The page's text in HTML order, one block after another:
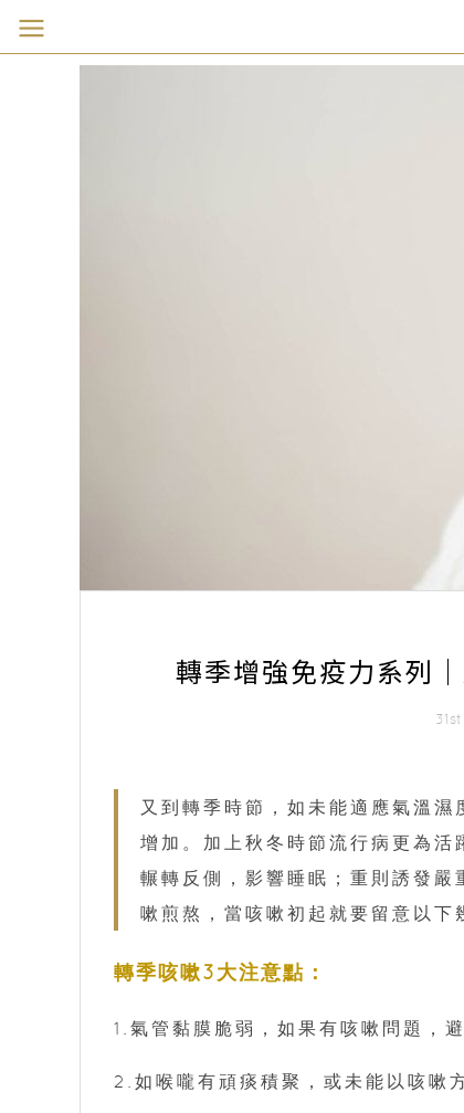
轉季增強免疫力系列
又到轉季時節，如未能適應氣溫
增加。加上秋冬時節流行病更為活
輾轉反側，影響睡眠；重則誘發
嗽煎熬，當咳嗽初起就要留意以下
轉季咳嗽3大注意點：
1.氣管黏膜脆弱，如果有咳嗽問題，
2.如喉嚨有頑痰積聚，或未能以咳嗽